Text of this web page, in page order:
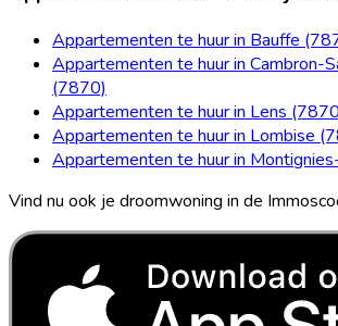
Appartementen te huur in Bauffe
Appartementen te huur in Cambron-
(7870)
Appartementen te huur in Lens
Appartementen te huur in Lombise
Appartementen te huur in
Vind nu ook je droomwoning in de